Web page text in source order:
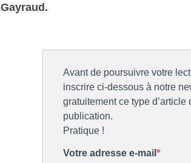
Gayraud.